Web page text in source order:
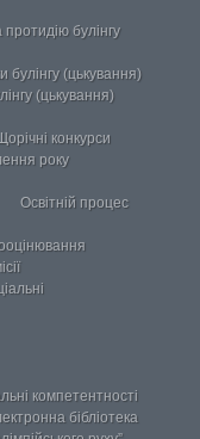
булінгу
(цькування)
(цькування)
конкурси
року
Освітній процес
компетентності
бібліотека